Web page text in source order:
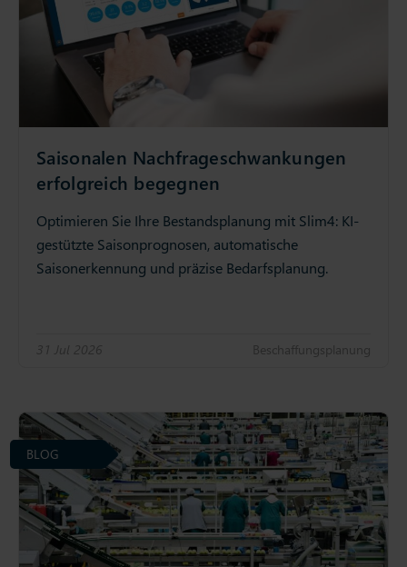
Saisonalen Nachfrageschwankungen
erfolgreich begegnen
Optimieren Sie Ihre Bestandsplanung mit Slim4: KI-
gestützte Saisonprognosen, automatische
Saisonerkennung und präzise Bedarfsplanung.
31 Jul 2026 Beschaffungsplanung
BLOG